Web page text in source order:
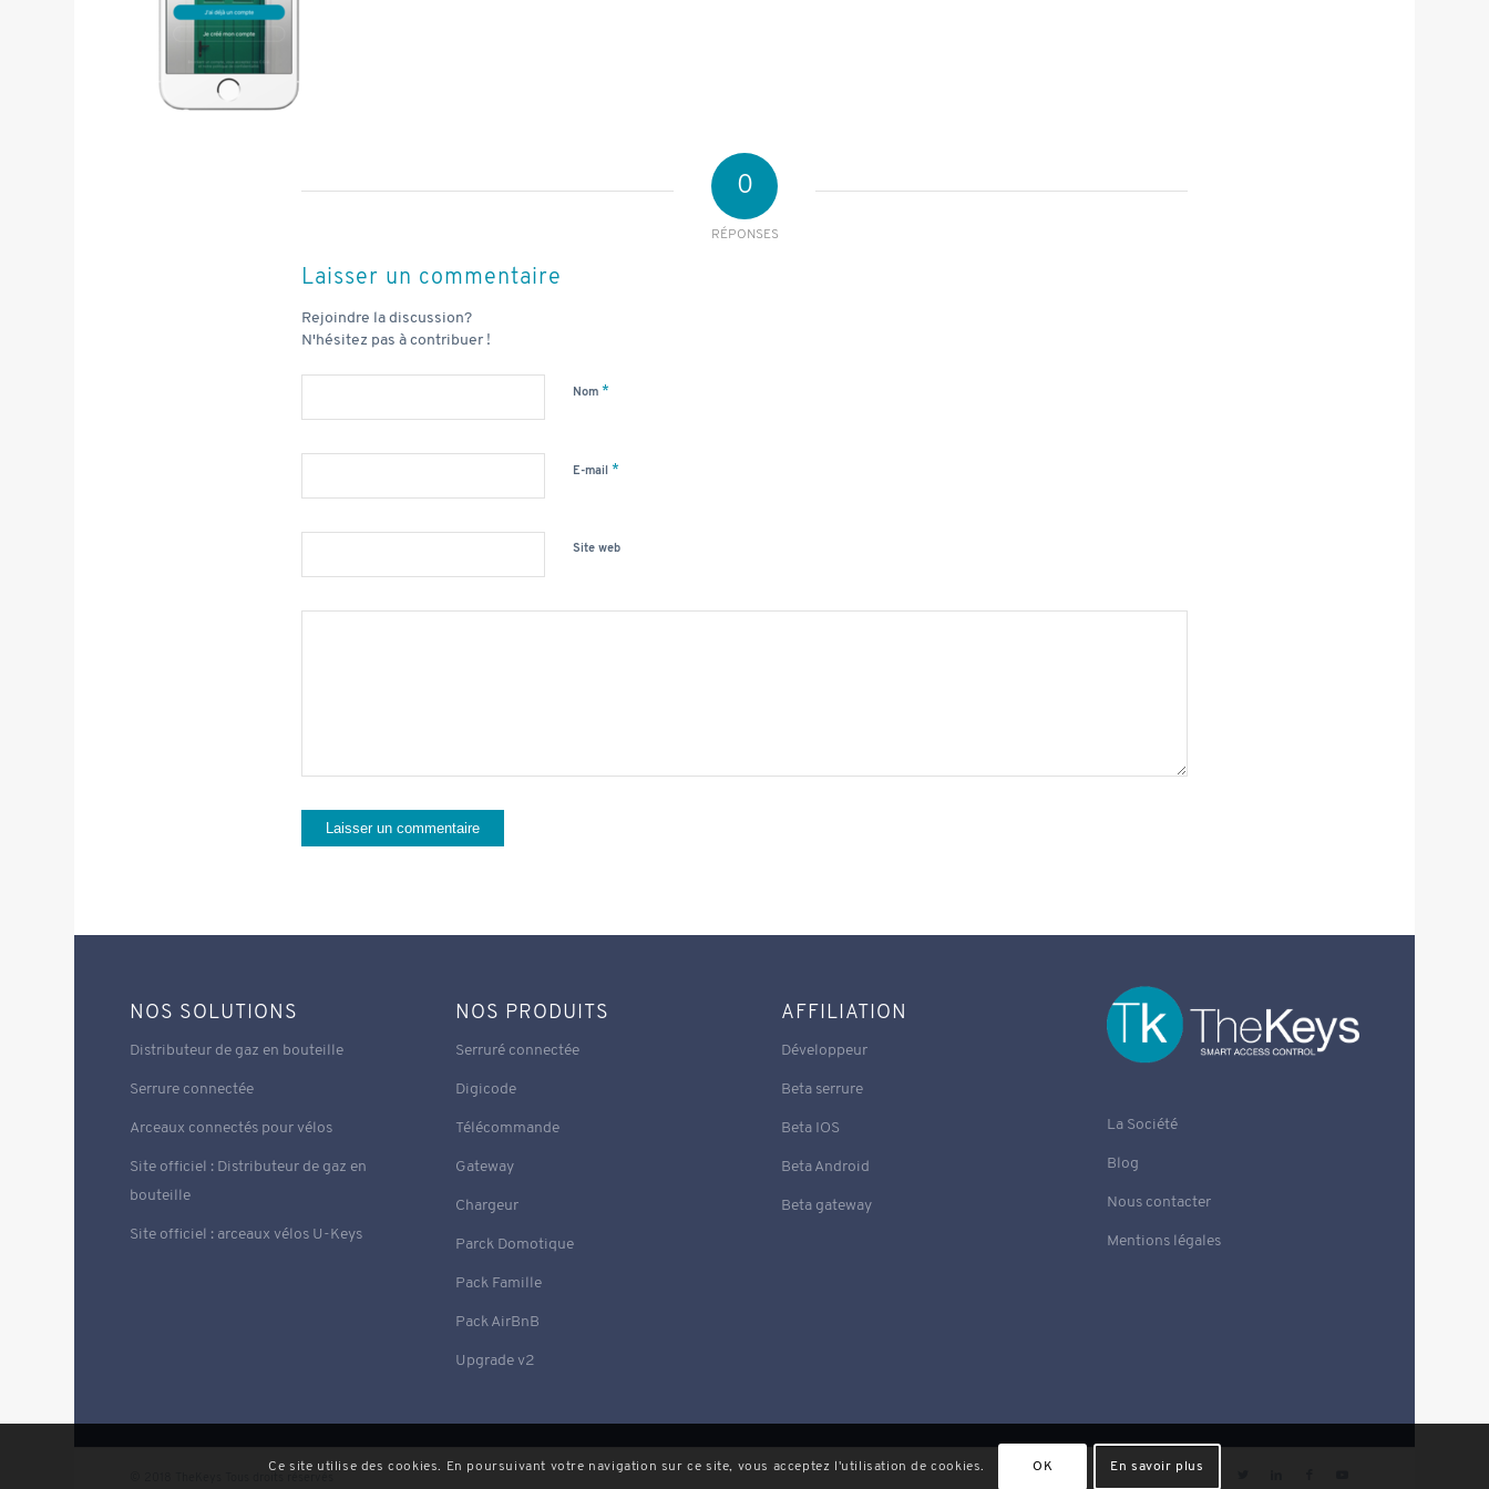
0
RÉPONSES
Laisser un commentaire
Rejoindre la discussion?
N'hésitez pas à contribuer !
Nom *
E-mail *
Site web
NOS SOLUTIONS
Distributeur de gaz en bouteille
Serrure connectée
Arceaux connectés pour vélos
Site officiel : Distributeur de gaz en
bouteille
Site officiel : arceaux vélos U-Keys
NOS PRODUITS
Serruré connectée
Digicode
Télécommande
Gateway
Chargeur
Parck Domotique
Pack Famille
Pack AirBnB
Upgrade v2
AFFILIATION
Développeur
Beta serrure
Beta IOS
Beta Android
Beta gateway
La Société
Blog
Nous contacter
Mentions légales
Ce site utilise des cookies. En poursuivant votre navigation sur ce site, vous acceptez l'utilisation de cookies. OK En savoir plus